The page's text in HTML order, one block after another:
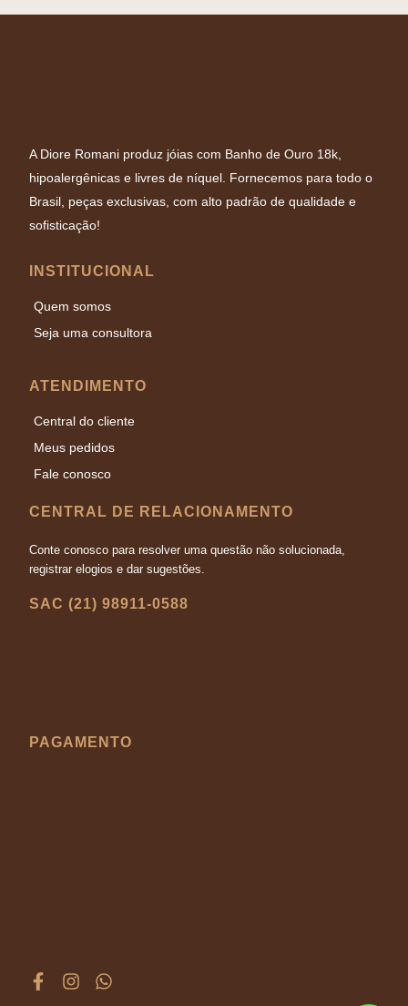
A Diore Romani produz jóias com Banho de Ouro 18k,
hipoalergênicas e livres de níquel. Fornecemos para todo o
Brasil, peças exclusivas, com alto padrão de qualidade e
sofisticação!
INSTITUCIONAL
Quem somos
Seja uma consultora
ATENDIMENTO
Central do cliente
Meus pedidos
Fale conosco
CENTRAL DE RELACIONAMENTO
Conte conosco para resolver uma questão não solucionada,
registrar elogios e dar sugestões.
SAC (21) 98911-0588
PAGAMENTO